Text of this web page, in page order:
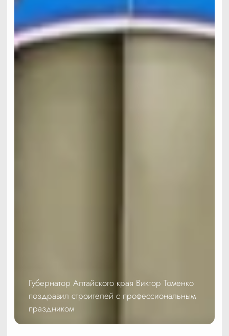
Губернатор Алтайского края Виктор Томенко
поздравил строителей с профессиональным
праздником